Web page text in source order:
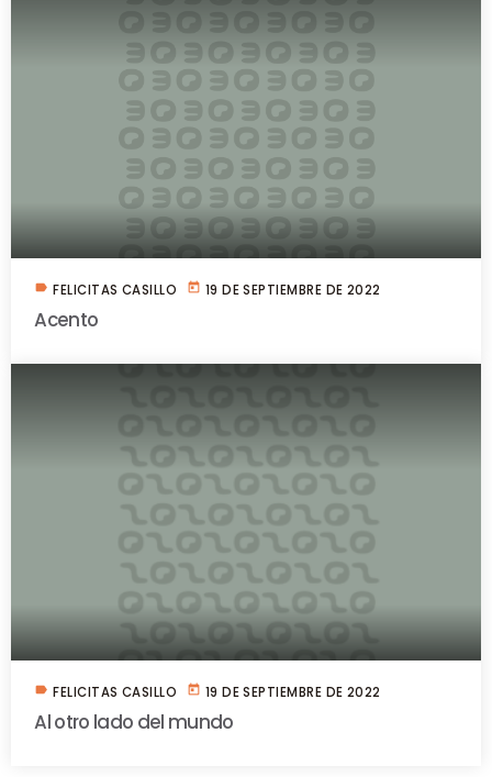
label FELICITAS CASILLO today 19 DE SEPTIEMBRE DE 2022
Acento
label FELICITAS CASILLO today 19 DE SEPTIEMBRE DE 2022
Al otro lado del mundo